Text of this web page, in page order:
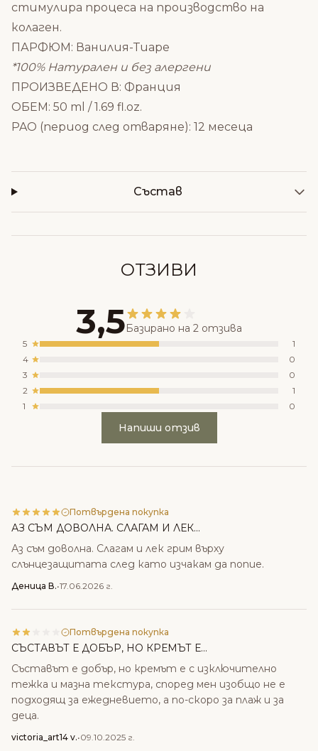
стимулира процеса на производство на
колаген.
ПАРФЮМ: Ванилия-Тиаре
*100% Натурален и без алергени
ПРОИЗВЕДЕНО В: Франция
ОБЕМ: 50 ml / 1.69 fl.oz.
PAO (период след отваряне): 12 месеца
Състав
ОТЗИВИ
3,5Базирано на 2 отзива
5
1
4
0
3
0
2
1
1
0
Напиши отзив
Потвърдена покупка
АЗ СЪМ ДОВОЛНА. СЛАГАМ И ЛЕК...
Аз съм доволна. Слагам и лек грим върху
слънцезащитата след като изчакам да попие.
Деница В.•17.06.2026 г.
Потвърдена покупка
СЪСТАВЪТ Е ДОБЪР, НО КРЕМЪТ Е...
Съставът е добър, но кремът е с изключително
тежка и мазна текстура, според мен изобщо не е
подходящ за ежедневието, а по-скоро за плаж и за
деца.
victoria_art14 v.•09.10.2025 г.